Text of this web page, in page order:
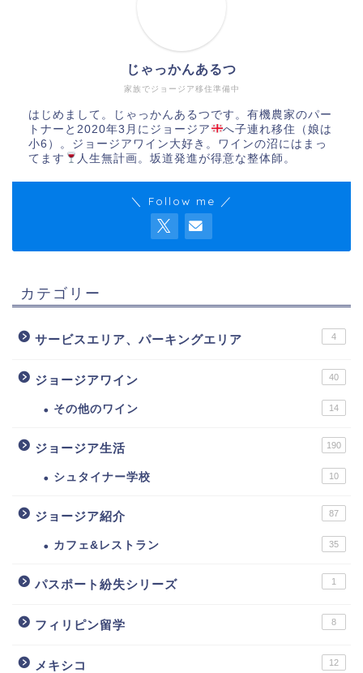
家族でジョージア移住準備中
じゃっかんあるつ
はじめまして。じゃっかんあるつです。有機農家のパー
トナーと2020年3月にジョージア
へ子連れ移住（娘は
小6）。ジョージアワイン大好き。ワインの沼にはまっ
てます
人生無計画。坂道発進が得意な整体師。
＼ Follow me ／
カテゴリー
サービスエリア、パーキングエリア 4
ジョージアワイン 40
その他のワイン 14
ジョージア生活 190
シュタイナー学校 10
ジョージア紹介 87
カフェ&レストラン 35
パスポート紛失シリーズ 1
フィリピン留学 8
メキシコ 12